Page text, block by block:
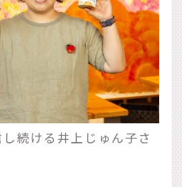
続ける井上じゅん子さ